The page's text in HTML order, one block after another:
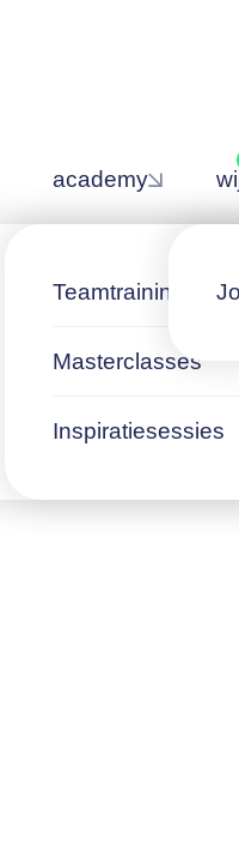
academy
Teamtrainingen
Masterclasses
Inspiratiesessies